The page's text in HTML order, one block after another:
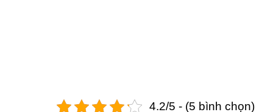
4.2/5 - (5 bình chọn)